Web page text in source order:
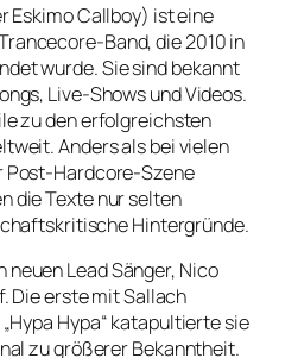
Eskimo Callboy) ist eine
Band, die 2010 in
wurde. Sie sind bekannt
Live-Shows und Videos.
zu den erfolgreichsten
Anders als bei vielen
Post-Hardcore-Szene
die Texte nur selten
Hintergründe.
Lead Sänger, Nico
Die erste mit Sallach
Hypa“ katapultierte sie
zu größerer Bekanntheit.